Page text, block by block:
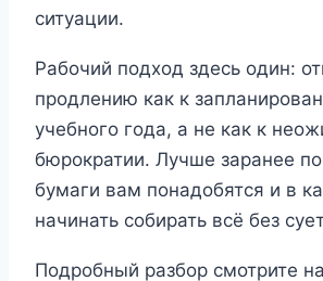
ситуации.
Рабочий подход здесь один:
продлению как к
учебного года, а не как к
бюрократии. Лучше заранее
бумаги вам понадобятся и в
начинать собирать всё без
Подробный разбор смотрите